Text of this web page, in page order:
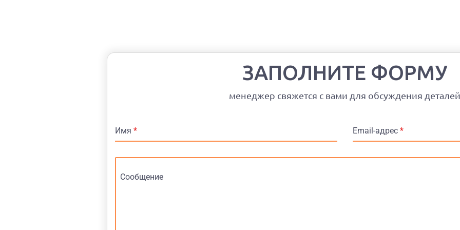
ЗАПОЛНИТЕ ФОРМУ
менеджер свяжется с вами для обсуждения
Имя * Email-адрес *
Сообщение